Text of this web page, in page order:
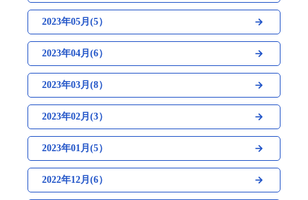
2023年05月(5）
2023年04月(6）
2023年03月(8）
2023年02月(3）
2023年01月(5）
2022年12月(6）